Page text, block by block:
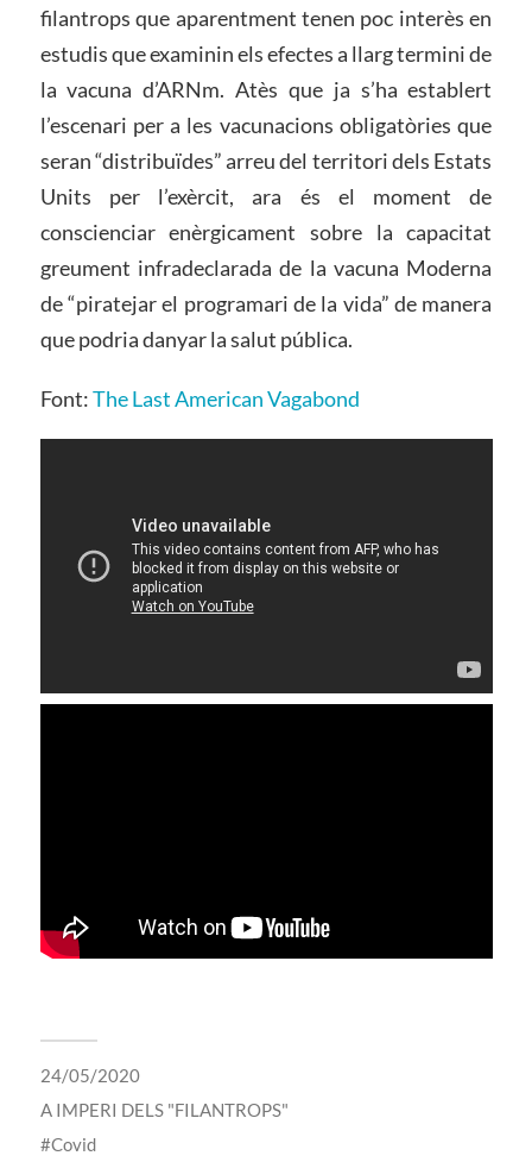
filantrops que aparentment tenen poc interès en
estudis que examinin els efectes a llarg termini de
la vacuna d’ARNm. Atès que ja s’ha establert
l’escenari per a les vacunacions obligatòries que
seran “distribuïdes” arreu del territori dels Estats
Units per l’exèrcit, ara és el moment de
conscienciar enèrgicament sobre la capacitat
greument infradeclarada de la vacuna Moderna
de “piratejar el programari de la vida” de manera
que podria danyar la salut pública.
Font:The Last American Vagabond
24/05/2020
A IMPERI DELS "FILANTROPS"
Covid